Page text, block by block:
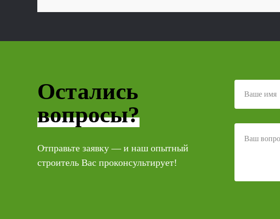
Остались
вопросы?
Отправьте заявку — и наш опытный
строитель Вас проконсультирует!